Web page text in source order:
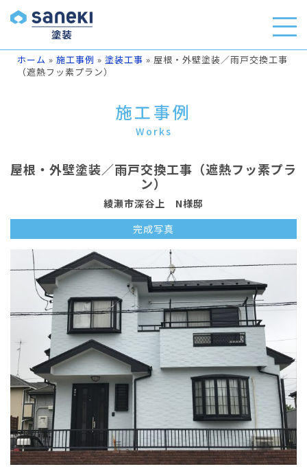
ホーム » 施工事例 » 塗装工事 » 屋根・外壁塗装／雨戸交換工事
（遮熱フッ素プラン）
施工事例
Works
屋根・外壁塗装／雨戸交換工事（遮熱フッ素プラ
ン）
綾瀬市深谷上 N様邸
完成写真